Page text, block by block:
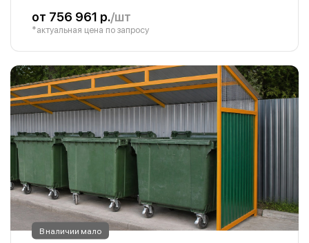
от 756 961 р./шт
*актуальная цена по запросу
В наличии мало